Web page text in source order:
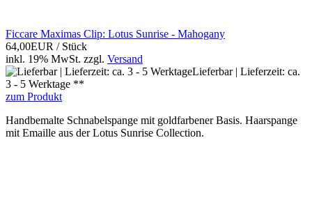
Ficcare Maximas Clip: Lotus Sunrise - Mahogany
64,00EUR / Stück
inkl. 19% MwSt. zzgl. Versand
Lieferbar | Lieferzeit: ca.
3 - 5 Werktage **
zum Produkt
Handbemalte Schnabelspange mit goldfarbener Basis. Haarspange
mit Emaille aus der Lotus Sunrise Collection.